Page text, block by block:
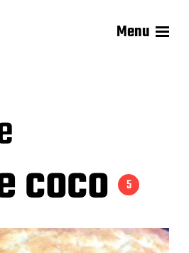
Menu
coco 5